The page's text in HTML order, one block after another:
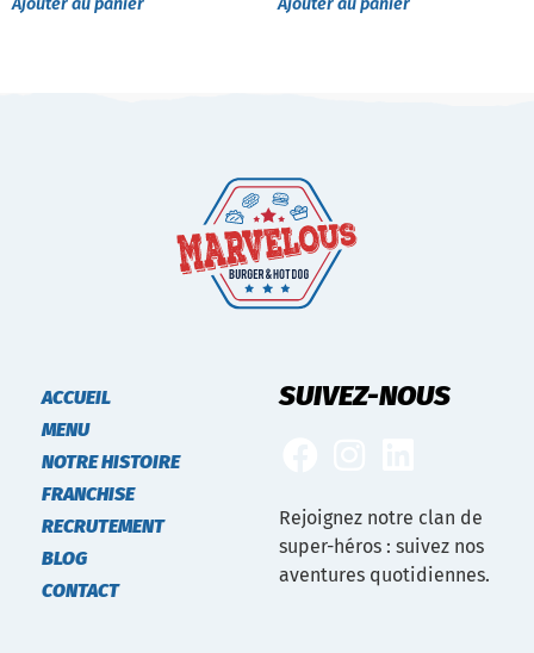
Ajouter au panier Ajouter au panier
ACCUEIL
MENU
NOTRE HISTOIRE
FRANCHISE
RECRUTEMENT
BLOG
CONTACT
SUIVEZ-NOUS
Rejoignez notre clan de
super-héros : suivez nos
aventures quotidiennes.